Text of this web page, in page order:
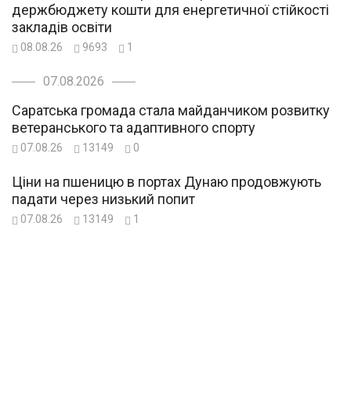
держбюджету кошти для енергетичної стійкості
закладів освіти
08.08.26 9693 1
07.08.2026
Саратська громада стала майданчиком розвитку
ветеранського та адаптивного спорту
07.08.26 13149 0
Ціни на пшеницю в портах Дунаю продовжують
падати через низький попит
07.08.26 13149 1